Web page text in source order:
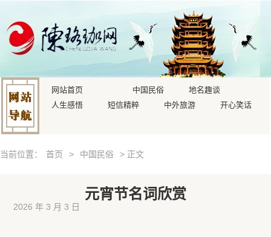
网站首页 中国民俗
地名趣谈
人生感悟
短信精粹 中外旅游 开心笑话
当前位置： 首页 > 中国民俗 > 正文
元宵节名词欣赏
2026 年 3 月 3 日